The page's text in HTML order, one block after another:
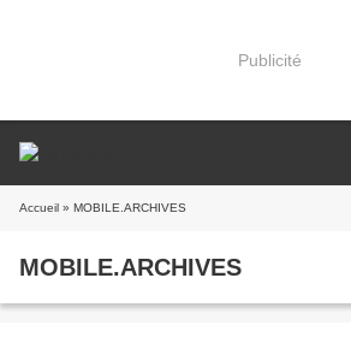
Publicité
Accueil » MOBILE.ARCHIVES
MOBILE.ARCHIVES